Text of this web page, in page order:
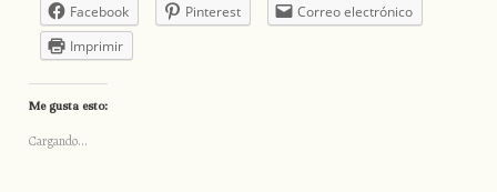
Facebook Pinterest
Correo electrónico
Imprimir
Me gusta esto:
Cargando...